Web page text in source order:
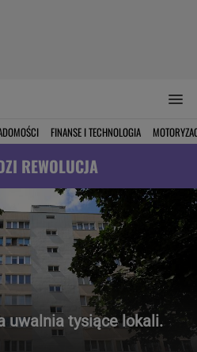
FINANSE I TECHNOLOGIA
REWOLUCJA
uwalnia tysiące lokali.